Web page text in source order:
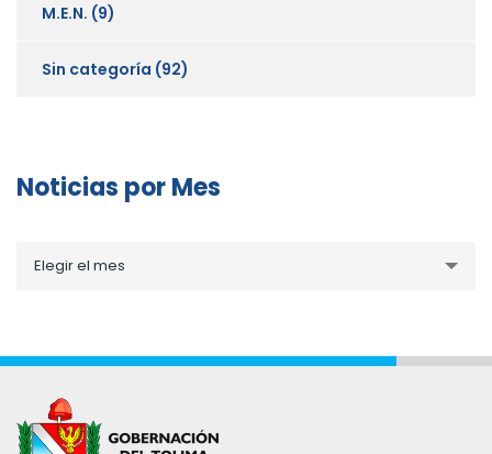
M.E.N. (9)
Sin categoría (92)
Noticias por Mes
porElegir el mes